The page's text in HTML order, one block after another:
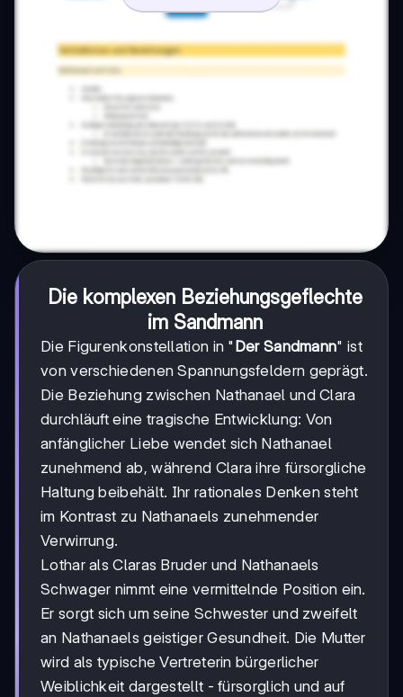
Die komplexen Beziehungsgeflechte
im Sandmann
Die Figurenkonstellation in " Der Sandmann" ist
von verschiedenen Spannungsfeldern geprägt.
Die Beziehung zwischen Nathanael und Clara
durchläuft eine tragische Entwicklung: Von
anfänglicher Liebe wendet sich Nathanael
zunehmend ab, während Clara ihre fürsorgliche
Haltung beibehält. Ihr rationales Denken steht
im Kontrast zu Nathanaels zunehmender
Verwirrung.
Lothar als Claras Bruder und Nathanaels
Schwager nimmt eine vermittelnde Position ein.
Er sorgt sich um seine Schwester und zweifelt
an Nathanaels geistiger Gesundheit. Die Mutter
wird als typische Vertreterin bürgerlicher
Weiblichkeit dargestellt - fürsorglich und auf